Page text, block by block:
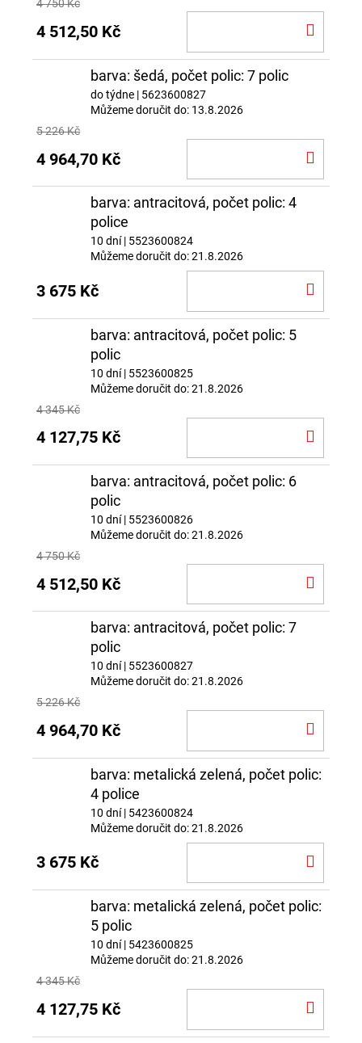
4 750 Kč
4 512,50 Kč
barva: šedá, počet polic: 7 polic
do týdne | 5623600827
Můžeme doručit do: 13.8.2026
5 226 Kč
4 964,70 Kč
barva: antracitová, počet polic: 4
police
10 dní| 5523600824
Můžeme doručit do:21.8.2026
3 675 Kč
barva: antracitová, počet polic: 5
polic
10 dní| 5523600825
Můžeme doručit do:21.8.2026
4 345 Kč
4 127,75 Kč
barva: antracitová, počet polic: 6
polic
10 dní| 5523600826
Můžeme doručit do:21.8.2026
4 750 Kč
4 512,50 Kč
barva: antracitová, počet polic: 7
polic
10 dní| 5523600827
Můžeme doručit do:21.8.2026
5 226 Kč
4 964,70 Kč
barva: metalická zelená, počet polic:
4 police
10 dní| 5423600824
Můžeme doručit do:21.8.2026
3 675 Kč
barva: metalická zelená, počet polic:
5 polic
10 dní| 5423600825
Můžeme doručit do:21.8.2026
4 345 Kč
4 127,75 Kč